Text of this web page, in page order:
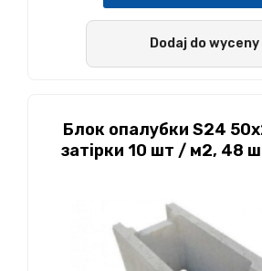
Dodaj do wyceny
Блок опалубки S24
затірки 10 шт / м2, 48